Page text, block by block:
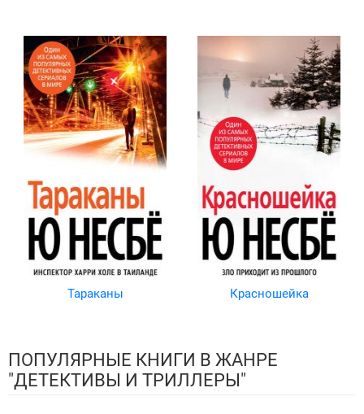
Тараканы Красношейка
ПОПУЛЯРНЫЕ КНИГИ В ЖАНРЕ
"ДЕТЕКТИВЫ И ТРИЛЛЕРЫ"